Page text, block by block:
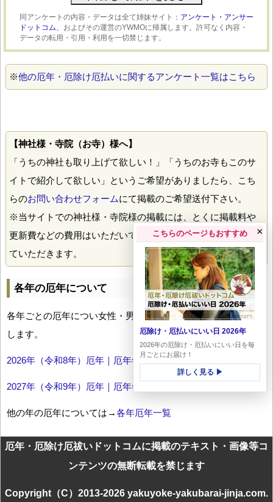
同アンケートの内容・データは全て姉妹サイト： アンケート・アンサー
ドットコム、 およびその運営のYWMOに帰属します。許可なく内容・
データの転用・引用・利用を一切禁じます。
※他の厄年・厄除け厄払いに関するアンケート一覧はこちら
【神社様・寺院（お寺）様へ】
「うちの神社も取り上げて欲しい！」「うちのお寺もこのサ
イトで紹介して欲しい」というご希望がありましたら、こち
らのお問い合わせフォームにて掲載のご希望送付下さい。
※当サイトでの神社様・寺院様の掲載には、とくに掲載料や
更新費などの費用はいただいておりません。喜んで掲載させ
ていただきます。
各年の厄年について
各年ごとの厄年につい女性・男性の年齢早見表とともにお伝え
します。
2026年（令和8年）厄年｜厄年年齢早見表
2027年（令和9年）厄年｜厄年年齢早見表
他の年の厄年については→各年厄年一覧
厄年・厄除け厄祓いドットコムに掲載のテキスト・画像等コ
ンテンツの無断転載を禁じます
Copyright（C）2013-2026 yakuyoke-yakubarai-jinja.com.
こちらのページもおすすめ
厄除け・厄払いにいい日 2026年
2026年の厄除け・厄払いにいい日を毎
月ごとにお届け！
詳しく見る ▶
×